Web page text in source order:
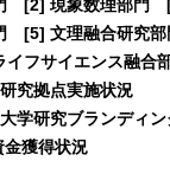
[2] 現象数理部門
[5] 文理融合研究部
フサイエンス融合
究拠点実施状況
学研究ブランディン
獲得状況